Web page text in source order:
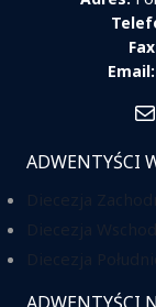
Email:
ADWENTYŚCI